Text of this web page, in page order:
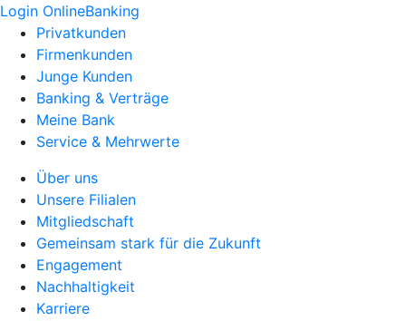
Login OnlineBanking
Privatkunden
Firmenkunden
Junge Kunden
Banking & Verträge
Meine Bank
Service & Mehrwerte
Über uns
Unsere Filialen
Mitgliedschaft
Gemeinsam stark für die Zukunft
Engagement
Nachhaltigkeit
Karriere